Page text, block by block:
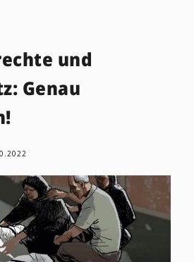
und
Genau